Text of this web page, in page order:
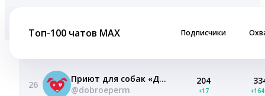
Топ-100 чатов MAX Подписчики
26
Приют для собак «Доброе сердце», Пермь
@dobroeperm
204
+17